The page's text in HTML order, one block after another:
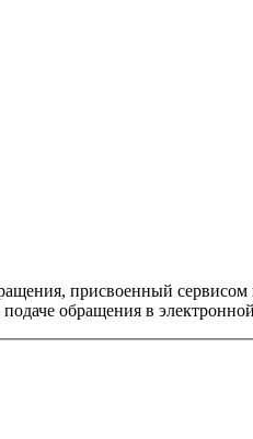
присвоенный
обращения в